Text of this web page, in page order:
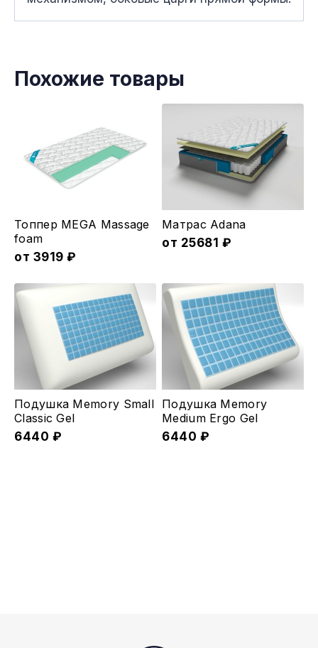
Похожие товары
Этот
товар
имеет
вариаций.
Опции
можно
выбрать
странице
товара.
Топпер MEGA Massage
foam
от 3919 ₽
Этот
товар
вариаций.
Опции
можно
выбрать
странице
товара.
Матрас Adana
от 25681 ₽
Подушка Memory Small
Classic Gel
6440 ₽
Подушка Memory
Medium Ergo Gel
6440 ₽